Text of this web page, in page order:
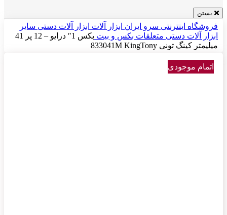
بستن
فروشگاه اینترنتی سرو ایران ابزار آلات ابزار آلات دستی سایر
ابزار آلات دستی متعلقات بکس و بیت
بکس 1″ درایو – 12 پر 41
میلیمتر کینگ تونی 833041M KingTony
اتمام موجودی